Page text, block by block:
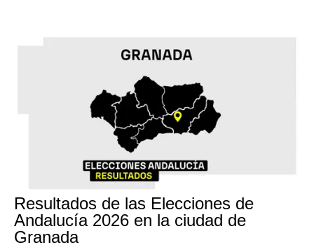
Resultados de las Elecciones de
Andalucía 2026 en la ciudad de
Granada